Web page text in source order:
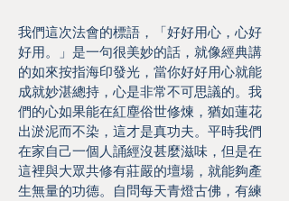
我們這次法會的標語，「好好用心，心好
好用。」是一句很美妙的話，就像經典講
的如來按指海印發光，當你好好用心就能
成就妙湛總持，心是非常不可思議的。我
們的心如果能在紅塵俗世修煉，猶如蓮花
出淤泥而不染，這才是真功夫。平時我們
在家自己一個人誦經沒甚麼滋味，但是在
這裡與大眾共修有莊嚴的壇場，就能夠產
生無量的功德。自問每天青燈古佛，有練